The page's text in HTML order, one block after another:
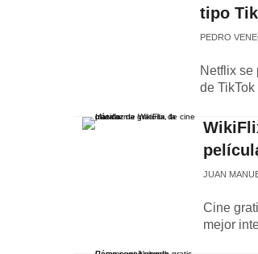
tipo
PEDRO
Netflix se
de
JUAN
Cine
mejor